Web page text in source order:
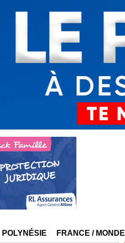
POLYNÉSIE FRANCE / MONDE